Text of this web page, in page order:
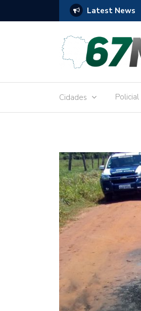
Latest News
réu por receber Pix de editora que desviou
Cidades Policial